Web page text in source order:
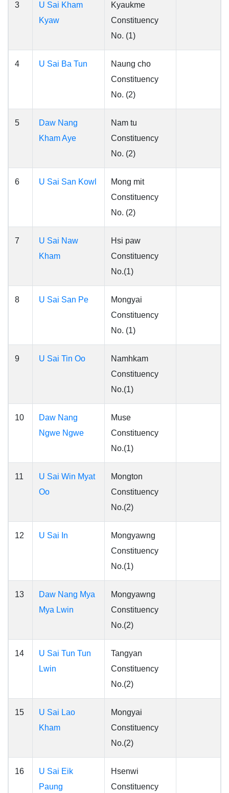
3
U Sai Kham
Kyaw
Kyaukme
Constituency
No. (1)
4 U Sai Ba Tun
Naung cho
Constituency
No. (2)
5
Daw Nang
Kham Aye
Nam tu
Constituency
No. (2)
6 U Sai San Kowl
Mong mit
Constituency
No. (2)
7
U Sai Naw
Kham
Hsi paw
Constituency
No.(1)
8 U Sai San Pe
Mongyai
Constituency
No. (1)
9 U Sai Tin Oo
Namhkam
Constituency
No.(1)
10
Daw Nang
Ngwe Ngwe
Muse
Constituency
No.(1)
11
U Sai Win Myat
Oo
Mongton
Constituency
No.(2)
12 U Sai In
Mongyawng
Constituency
No.(1)
13
Daw Nang Mya
Mya Lwin
Mongyawng
Constituency
No.(2)
14
U Sai Tun Tun
Lwin
Tangyan
Constituency
No.(2)
15
U Sai Lao
Kham
Mongyai
Constituency
No.(2)
16
U Sai Eik
Paung
Hsenwi
Constituency